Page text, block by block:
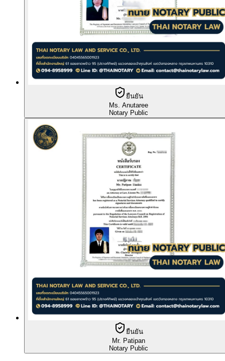
ยืนยัน
Ms. Anutaree
Notary Public
ยืนยัน
Mr. Patipan
Notary Public